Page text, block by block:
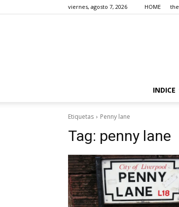
viernes, agosto 7, 2026 HOME
INDICE
Etiquetas Penny lane
Tag: penny lane